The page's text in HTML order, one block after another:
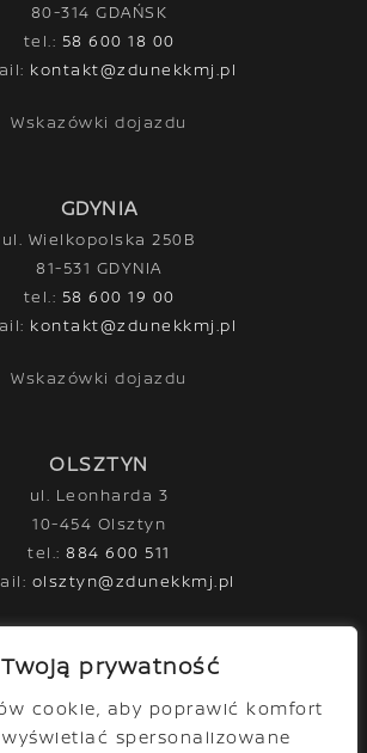
prywatność
cookie, aby poprawić komfort
spersonalizowane
80-314 GDAŃSK
tel.: 58 600 18 00
kontakt@zdunekkmj.pl
Wskazówki dojazdu
GDYNIA
ul. Wielkopolska 250B
81-531 GDYNIA
tel.: 58 600 19 00
kontakt@zdunekkmj.pl
Wskazówki dojazdu
OLSZTYN
ul. Leonharda 3
10-454 Olsztyn
tel.:884 600 511
olsztyn@zdunekkmj.pl
Wskazówki dojazdu
Facebook
YouTube
Instagram